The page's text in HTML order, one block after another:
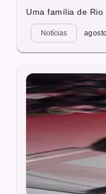
Uma família de
Notícias